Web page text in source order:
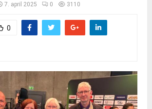
7. april 2025 0 3110
0